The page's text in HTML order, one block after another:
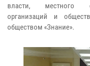
власти, местного
организаций и
обществом «Знание».